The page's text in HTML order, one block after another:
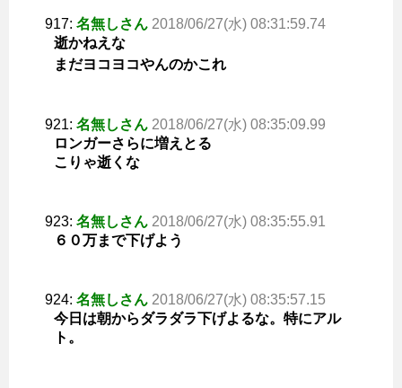
917: 名無しさん 2018/06/27(水) 08:31:59.74
逝かねえな
まだヨコヨコやんのかこれ
921: 名無しさん 2018/06/27(水) 08:35:09.99
ロンガーさらに増えとる
こりゃ逝くな
923: 名無しさん 2018/06/27(水) 08:35:55.91
６０万まで下げよう
924: 名無しさん 2018/06/27(水) 08:35:57.15
今日は朝からダラダラ下げよるな。特にアル
ト。